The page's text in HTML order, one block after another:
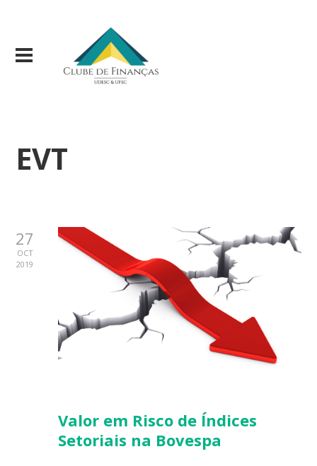
EVT
27
OCT
2019
Valor em Risco de Índices
Setoriais na Bovespa